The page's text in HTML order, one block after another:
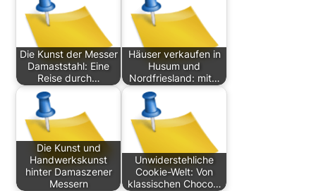
Die Kunst der Messer
Damaststahl: Eine
Reise durch…
Häuser verkaufen in
Husum und
Nordfriesland: mit…
Die Kunst und
Handwerkskunst
hinter Damaszener
Messern
Unwiderstehliche
Cookie-Welt: Von
klassischen Choco…